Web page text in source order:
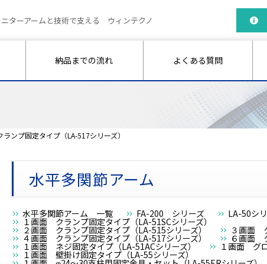
ターアームと技術で支える ウィンテクノ
納品までの流れ よくある質問
ンプ固定タイプ（LA-517シリーズ）
水平多関節アーム
水平多関節アーム 一覧 FA-200 シリーズ LA-50シ
１画面 クランプ固定タイプ（LA-51SCシリーズ）
２画面 クランプ固定タイプ（LA-515シリーズ） ３画面
４画面 クランプ固定タイプ（LA-517シリーズ） ６画面
１画面 ネジ固定タイプ（LA-51ACシリーズ） １画面 グ
１画面 壁掛け固定タイプ（LA-55シリーズ）